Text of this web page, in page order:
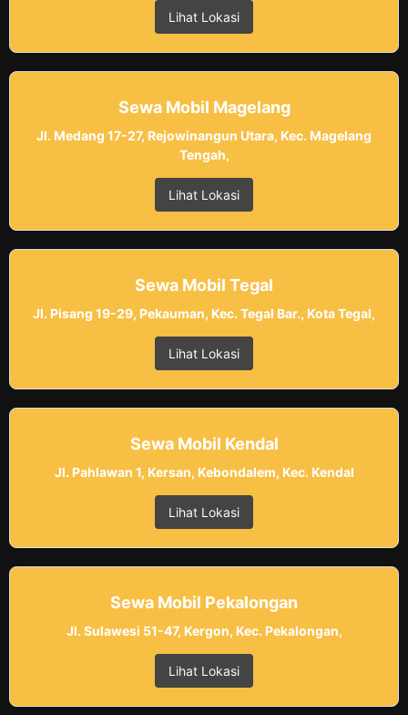
Lihat Lokasi
Sewa Mobil Magelang
Jl. Medang 17-27, Rejowinangun Utara, Kec. Magelang
Tengah,
Lihat Lokasi
Sewa Mobil Tegal
Jl. Pisang 19-29, Pekauman, Kec. Tegal Bar., Kota Tegal,
Lihat Lokasi
Sewa Mobil Kendal
Jl. Pahlawan 1, Kersan, Kebondalem, Kec. Kendal
Lihat Lokasi
Sewa Mobil Pekalongan
Jl. Sulawesi 51-47, Kergon, Kec. Pekalongan,
Lihat Lokasi